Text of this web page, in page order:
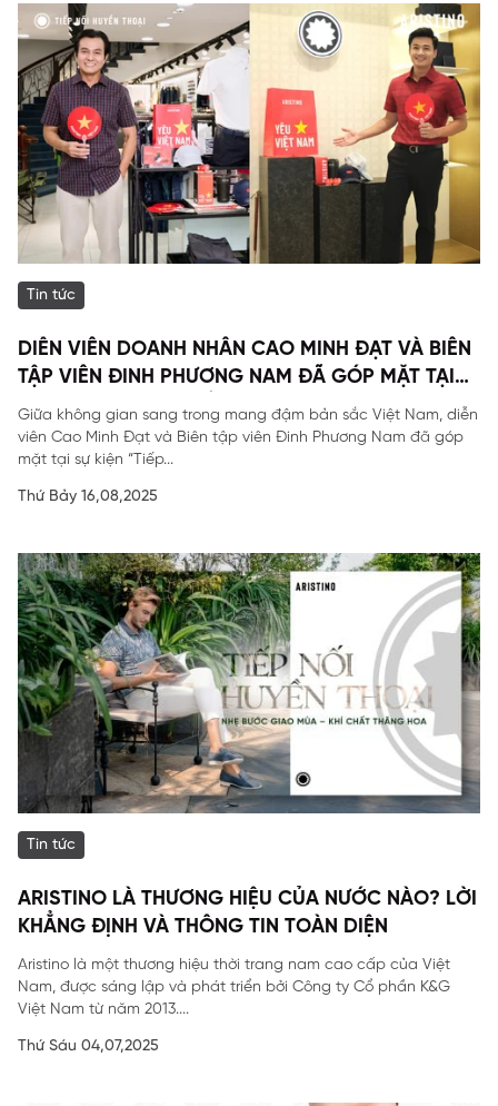
Tin tức
DIỄN VIÊN DOANH NHÂN CAO MINH ĐẠT VÀ BIÊN
TẬP VIÊN ĐINH PHƯƠNG NAM ĐÃ GÓP MẶT TẠI
SỰ KIỆN ĐẶC BIỆT CỦA ARISTINO.
Giữa không gian sang trong mang đậm bản sắc Việt Nam, diễn
viên Cao Minh Đạt và Biên tập viên Đinh Phương Nam đã góp
mặt tại sự kiện “Tiếp...
Thứ Bảy 16,08,2025
Tin tức
ARISTINO LÀ THƯƠNG HIỆU CỦA NƯỚC NÀO? LỜI
KHẲNG ĐỊNH VÀ THÔNG TIN TOÀN DIỆN
Aristino là một thương hiệu thời trang nam cao cấp của Việt
Nam, được sáng lập và phát triển bởi Công ty Cổ phần K&G
Việt Nam từ năm 2013....
Thứ Sáu 04,07,2025